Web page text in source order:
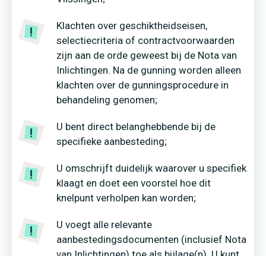
Klachten over geschiktheidseisen,
selectiecriteria of contractvoorwaarden
zijn aan de orde geweest bij de Nota van
Inlichtingen. Na de gunning worden alleen
klachten over de gunningsprocedure in
behandeling genomen;
U bent direct belanghebbende bij de
specifieke aanbesteding;
U omschrijft duidelijk waarover u specifiek
klaagt en doet een voorstel hoe dit
knelpunt verholpen kan worden;
U voegt alle relevante
aanbestedingsdocumenten (inclusief Nota